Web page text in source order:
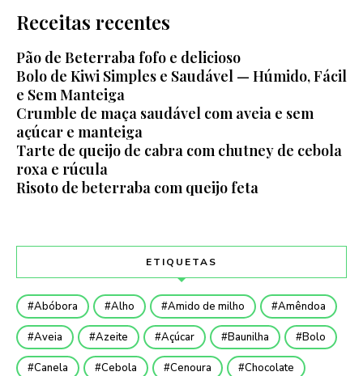
Receitas recentes
Pão de Beterraba fofo e delicioso
Bolo de Kiwi Simples e Saudável — Húmido, Fácil
e Sem Manteiga
Crumble de maça saudável com aveia e sem
açúcar e manteiga
Tarte de queijo de cabra com chutney de cebola
roxa e rúcula
Risoto de beterraba com queijo feta
ETIQUETAS
Abóbora Alho Amido de milho Amêndoa
Aveia Azeite Açúcar Baunilha Bolo
Canela Cebola Cenoura Chocolate